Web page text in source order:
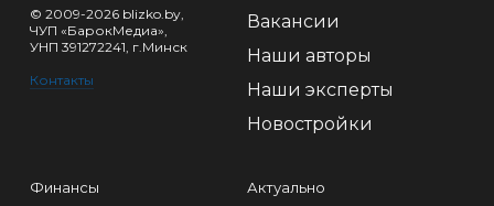
© 2009-2026 blizko.by,
ЧУП «БарокМедиа»,
УНП 391272241, г.Минск
Контакты
Вакансии
Наши авторы
Наши эксперты
Новостройки
Финансы
Актуально